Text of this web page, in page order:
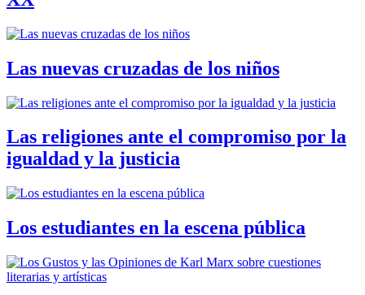
Las nuevas cruzadas de los niños
Las religiones ante el compromiso por la
igualdad y la justicia
Los estudiantes en la escena pública